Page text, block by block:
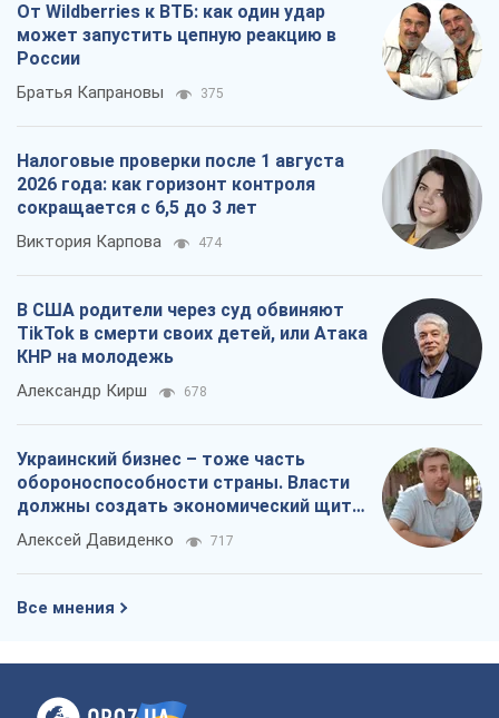
От Wildberries к ВТБ: как один удар
может запустить цепную реакцию в
России
Братья Капрановы 375
Налоговые проверки после 1 августа
2026 года: как горизонт контроля
сокращается с 6,5 до 3 лет
Виктория Карпова 474
В США родители через суд обвиняют
TikTok в смерти своих детей, или Атака
КНР на молодежь
Александр Кирш 678
Украинский бизнес – тоже часть
обороноспособности страны. Власти
должны создать экономический щит
для компаний
Алексей Давиденко 717
Все мнения